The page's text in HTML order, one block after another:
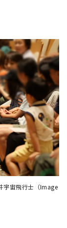
宇宙飛行士（Image